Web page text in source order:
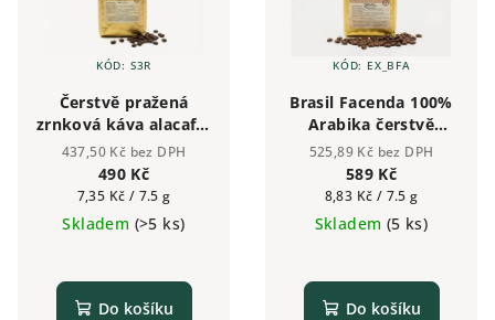
Čerstvě pražená
zrnková káva alacaffé
GOLD 500g | Česká
pražírna
437,50 Kč bez DPH
490 Kč
Měrná
cena:
7,35 Kč / 7.5 g
Skladem (>5 ks)
Do košíku
KÓD: S3R
Brasil Facenda 100%
Arabika čerstvě
pražená zrnková káva
alacaffé 500g | Česká
pražírna
525,89 Kč bez DPH
589 Kč
Měrná
cena:
8,83 Kč / 7.5 g
Skladem (5 ks)
Do košíku
KÓD: EX_BFA